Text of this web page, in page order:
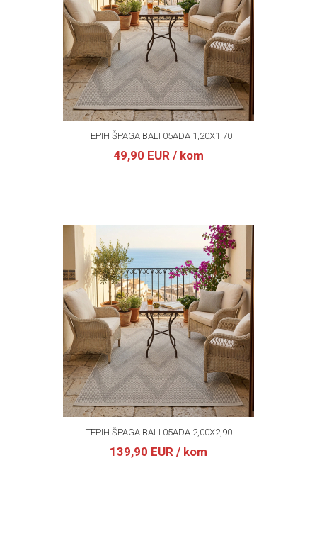
TEPIH ŠPAGA BALI 05ADA 1,20X1,70
49,90 EUR / kom
TEPIH ŠPAGA BALI 05ADA 2,00X2,90
139,90 EUR / kom